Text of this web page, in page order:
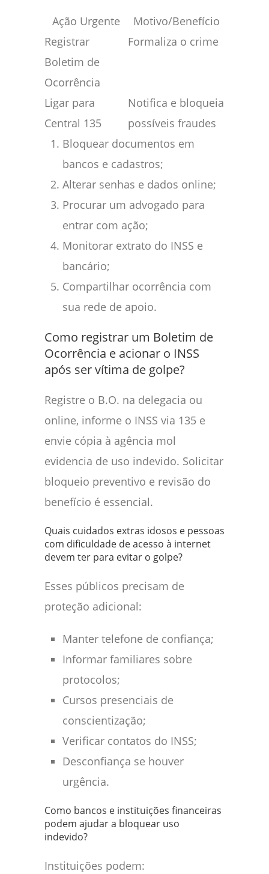
Ação Urgente
Motivo/Benefício
Registrar
Boletim de
Ocorrência
Formaliza o crime
Ligar para
Central 135
Notifica e bloqueia
possíveis fraudes
Bloquear documentos em
bancos e cadastros;
Alterar senhas e dados online;
Procurar um advogado para
entrar com ação;
Monitorar extrato do INSS e
bancário;
Compartilhar ocorrência com
sua rede de apoio.
Como registrar um Boletim de
Ocorrência e acionar o INSS
após ser vítima de golpe?
Registre o B.O. na delegacia ou
online, informe o INSS via 135 e
envie cópia à agência mol
evidencia de uso indevido. Solicitar
bloqueio preventivo e revisão do
benefício é essencial.
Quais cuidados extras idosos e pessoas
com dificuldade de acesso à internet
devem ter para evitar o golpe?
Esses públicos precisam de
proteção adicional:
Manter telefone de confiança;
Informar familiares sobre
protocolos;
Cursos presenciais de
conscientização;
Verificar contatos do INSS;
Desconfiança se houver
urgência.
Como bancos e instituições financeiras
podem ajudar a bloquear uso
indevido?
Instituições podem: